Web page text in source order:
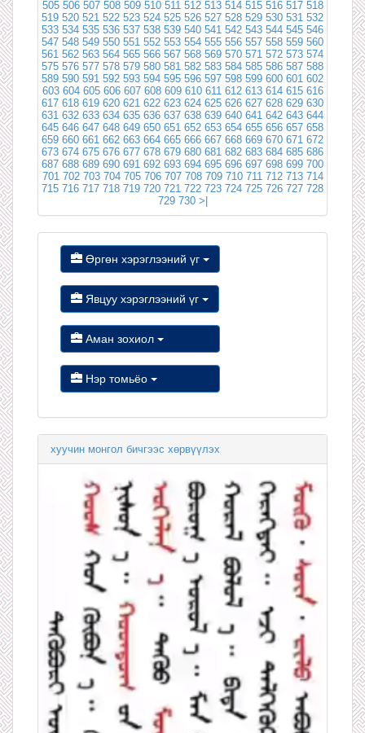
505 506 507 508 509 510 511 512 513 514 515 516 517 518
519 520 521 522 523 524 525 526 527 528 529 530 531 532
533 534 535 536 537 538 539 540 541 542 543 544 545 546
547 548 549 550 551 552 553 554 555 556 557 558 559 560
561 562 563 564 565 566 567 568 569 570 571 572 573 574
575 576 577 578 579 580 581 582 583 584 585 586 587 588
589 590 591 592 593 594 595 596 597 598 599 600 601 602
603 604 605 606 607 608 609 610 611 612 613 614 615 616
617 618 619 620 621 622 623 624 625 626 627 628 629 630
631 632 633 634 635 636 637 638 639 640 641 642 643 644
645 646 647 648 649 650 651 652 653 654 655 656 657 658
659 660 661 662 663 664 665 666 667 668 669 670 671 672
673 674 675 676 677 678 679 680 681 682 683 684 685 686
687 688 689 690 691 692 693 694 695 696 697 698 699 700
701 702 703 704 705 706 707 708 709 710 711 712 713 714
715 716 717 718 719 720 721 722 723 724 725 726 727 728
729 730 >|
Өргөн хэрэглээний үг
Явцуу хэрэглээний үг
Аман зохиол
Нэр томьёо
хуучин монгол бичгээс хөрвүүлэх